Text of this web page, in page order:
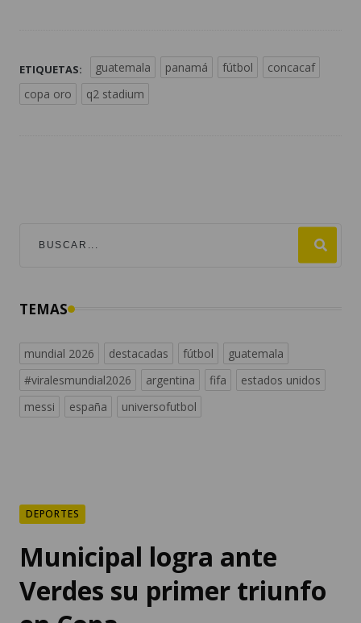
ETIQUETAS: guatemala panamá fútbol
concacaf
copa oro
q2 stadium
TEMAS
mundial 2026 destacadas fútbol
guatemala
#viralesmundial2026
argentina fifa
estados unidos
messi
españa universofutbol
DEPORTES
Municipal logra ante
Verdes su primer triunfo